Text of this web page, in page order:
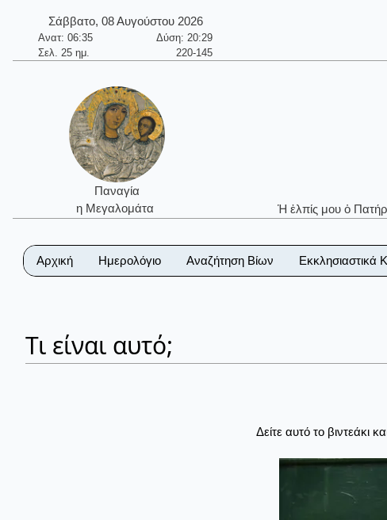
Σάββατο, 08 Αυγούστου 2026
Ανατ: 06:35
Δύση: 20:29
Σελ. 25 ημ.
220-145
Παναγία
η Μεγαλομάτα
Ἡ ἐλπίς μου ὁ
Αρχική Ημερολόγιο Αναζήτηση Βίων Εκκλησιαστικά
Τι είναι αυτό;
Δείτε αυτό το βιντεάκι